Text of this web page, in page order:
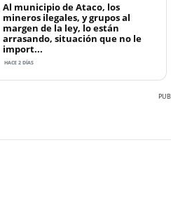
Al municipio de Ataco, los
mineros ilegales, y grupos al
margen de la ley, lo están
arrasando, situación que no le
import...
HACE 2 DÍAS